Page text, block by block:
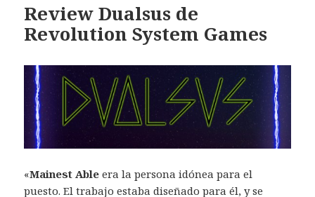
Review Dualsus de
Revolution System Games
«Mainest Able era la persona idónea para el
puesto. El trabajo estaba diseñado para él, y se